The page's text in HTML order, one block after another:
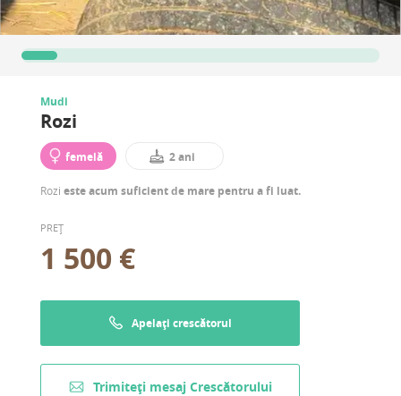
Mudi
Rozi
femelă 2 ani
Rozi este acum suficient de mare pentru a fi luat.
PREȚ
1 500 €
Apelați crescătorul
Trimiteți mesaj Crescătorului